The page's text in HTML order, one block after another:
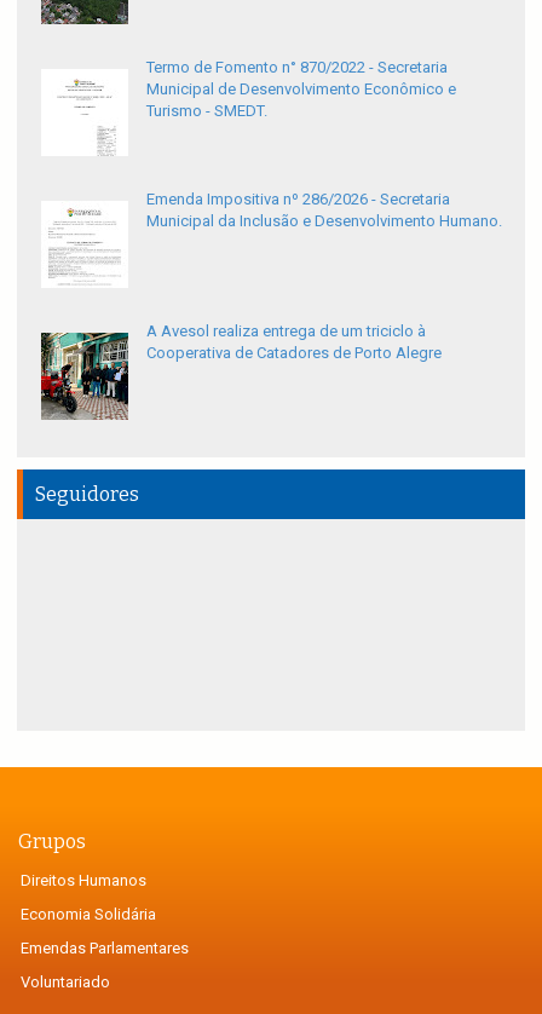
Termo de Fomento n° 870/2022 - Secretaria
Municipal de Desenvolvimento Econômico e
Turismo - SMEDT.
Emenda Impositiva nº 286/2026 - Secretaria
Municipal da Inclusão e Desenvolvimento Humano.
A Avesol realiza entrega de um triciclo à
Cooperativa de Catadores de Porto Alegre
Seguidores
Grupos
Direitos Humanos
Economia Solidária
Emendas Parlamentares
Voluntariado